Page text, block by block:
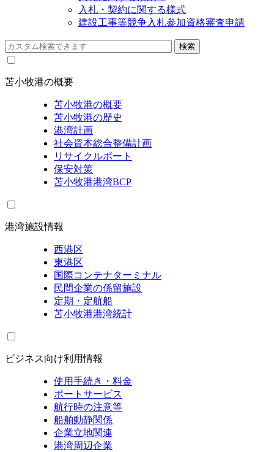
入札・契約に関する様式
建設工事等競争入札参加資格審査申請
苫小牧港の概要
苫小牧港の概要
苫小牧港の歴史
港湾計画
社会資本総合整備計画
リサイクルポート
保安対策
苫小牧港港湾BCP
港湾施設情報
西港区
東港区
国際コンテナターミナル
民間企業の係留施設
定期・定航船
苫小牧港港湾統計
ビジネス向け利用情報
使用手続き・料金
ポートサービス
航行時の注意等
船舶動静関係
企業立地関連
港湾周辺企業